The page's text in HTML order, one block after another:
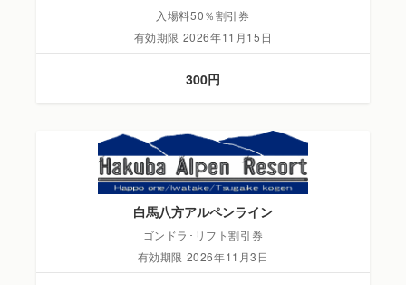
入場料50％割引券
有効期限 2026年11月15日
300円
白馬八方アルペンライン
ゴンドラ･リフト割引券
有効期限 2026年11月3日